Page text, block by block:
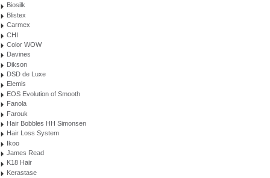
Biosilk
Blistex
Carmex
CHI
Color WOW
Davines
Dikson
DSD de Luxe
Elemis
EOS Evolution of Smooth
Fanola
Farouk
Hair Bobbles HH Simonsen
Hair Loss System
Ikoo
James Read
K18 Hair
Kerastase